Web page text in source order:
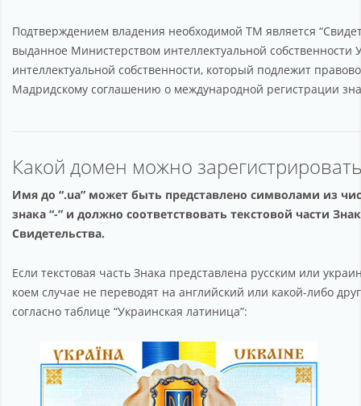
Подтверждением владения необходимой ТМ является
выданное Министерством интеллектуальной
интеллектуальной собственности, который подлежит
Мадридскому соглашению о международной регистрации
Какой домен можно
Имя до “.ua” может быть представлено символами из
знака “-” и должно соответствовать текстовой части
Свидетельства.
Если текстовая часть Знака представлена русским или
коем случае не переводят на английский или какой-либо
согласно таблице “Украинская латиница”: